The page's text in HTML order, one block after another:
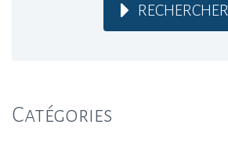
RECHERCHER
Catégories